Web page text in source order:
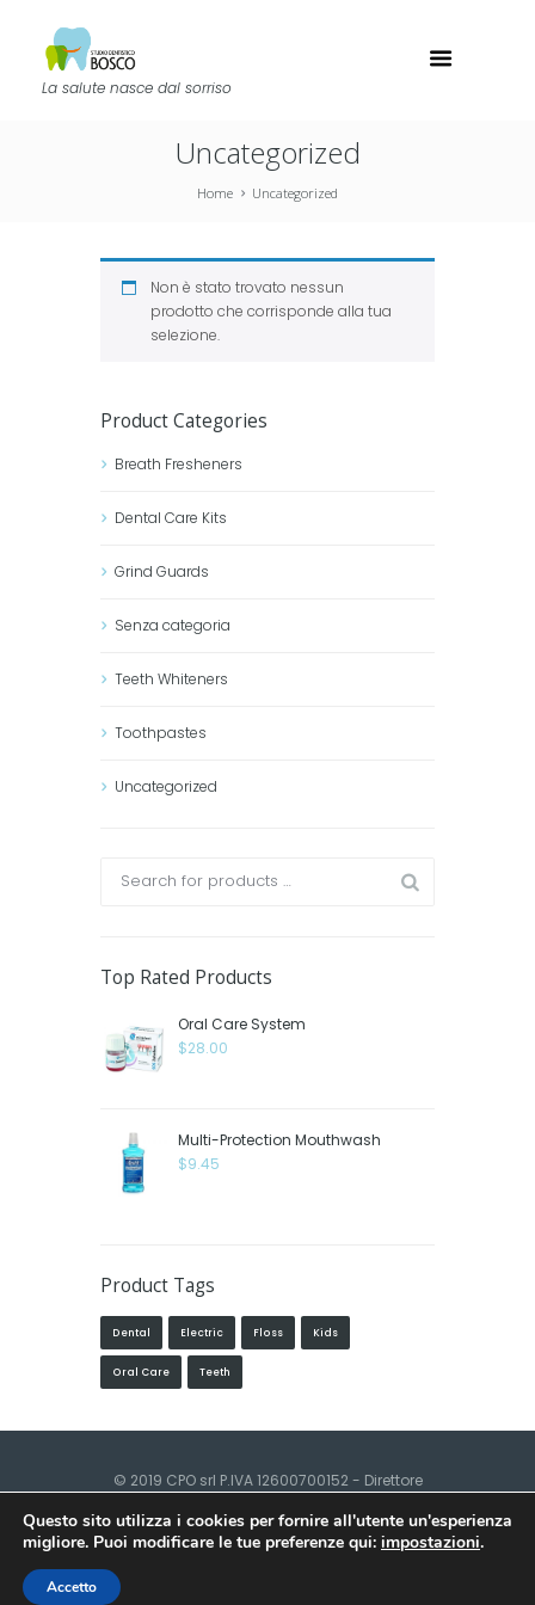
Prenota un appuntamento online
La salute nasce dal sorriso
Uncategorized
Home Uncategorized
Non è stato trovato nessun
prodotto che corrisponde alla tua
selezione.
Product Categories
Breath Fresheners
Dental Care Kits
Grind Guards
Senza categoria
Teeth Whiteners
Toothpastes
Uncategorized
Top Rated Products
Oral Care System
$28.00
Multi-Protection Mouthwash
$9.45
Product Tags
Dental Electric Floss Kids
Oral Care Teeth
© 2019 CPO srl P.IVA 12600700152 - Direttore
degli Odontoiatri di Milano n°3314 -Privacy
Policy-Cookies Policy-Preferenze Cookies
-
Questo sito utilizza i cookies per fornire all'utente un'esperienza
migliore. Puoi modificare le tue preferenze qui: impostazioni.
Accetto